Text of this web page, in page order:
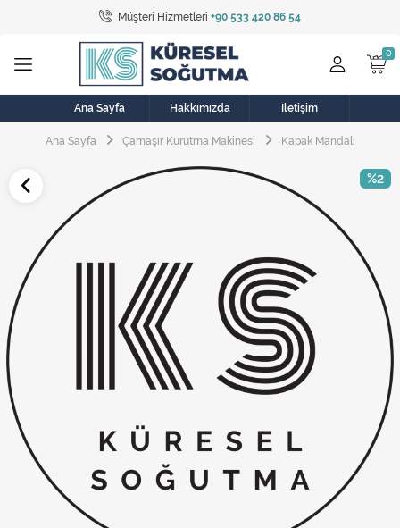
Müşteri Hizmetleri +90 533 420 86 54
Tüm Kategoriler
Bulaşık Makinesi
Buzdolabı
Çamaşır Kurutma Makinesi
Elektrikli Aksamlar
Elektrikli Süpürge
Fan
Fırın, Ocak ve Aspiratör
Klima
Kombi
Ana Sayfa Hakkımızda İletişim
Ana Sayfa Çamaşır Kurutma Makinesi Kapak Mandalı
%2